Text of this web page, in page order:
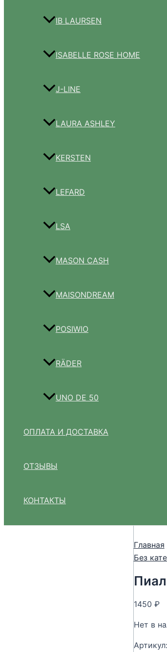
IB LAURSEN
ISABELLE ROSE HOME
J-LINE
LAURA ASHLEY
KERSTEN
LEFARD
LSA
MASON CASH
MAISONDREAM
POSIWIO
RÄDER
UNO DE 50
ОПЛАТА И ДОСТАВКА
ОТЗЫВЫ
КОНТАКТЫ
Главная
Без
1450 ₽
Нет в
Артикул: